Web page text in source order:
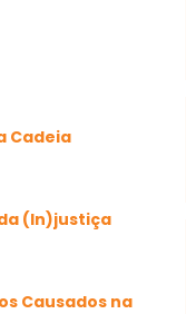
Cadeia
(In)justiça
Causados na